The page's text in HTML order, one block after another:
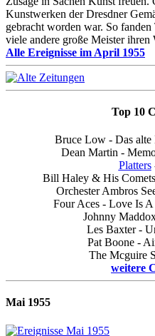
Kunstwerken der Dresdner
gebracht worden war. So
viele andere große Meister ihren
Alle Ereignisse im April 1955
Top 10
Bruce Low - Das
Dean Martin -
Platters
Bill Haley & His
Orchester Ambros
Four Aces - Love Is
Johnny
Les Baxter -
Pat Boone -
The Mcguire
weitere
Mai 1955